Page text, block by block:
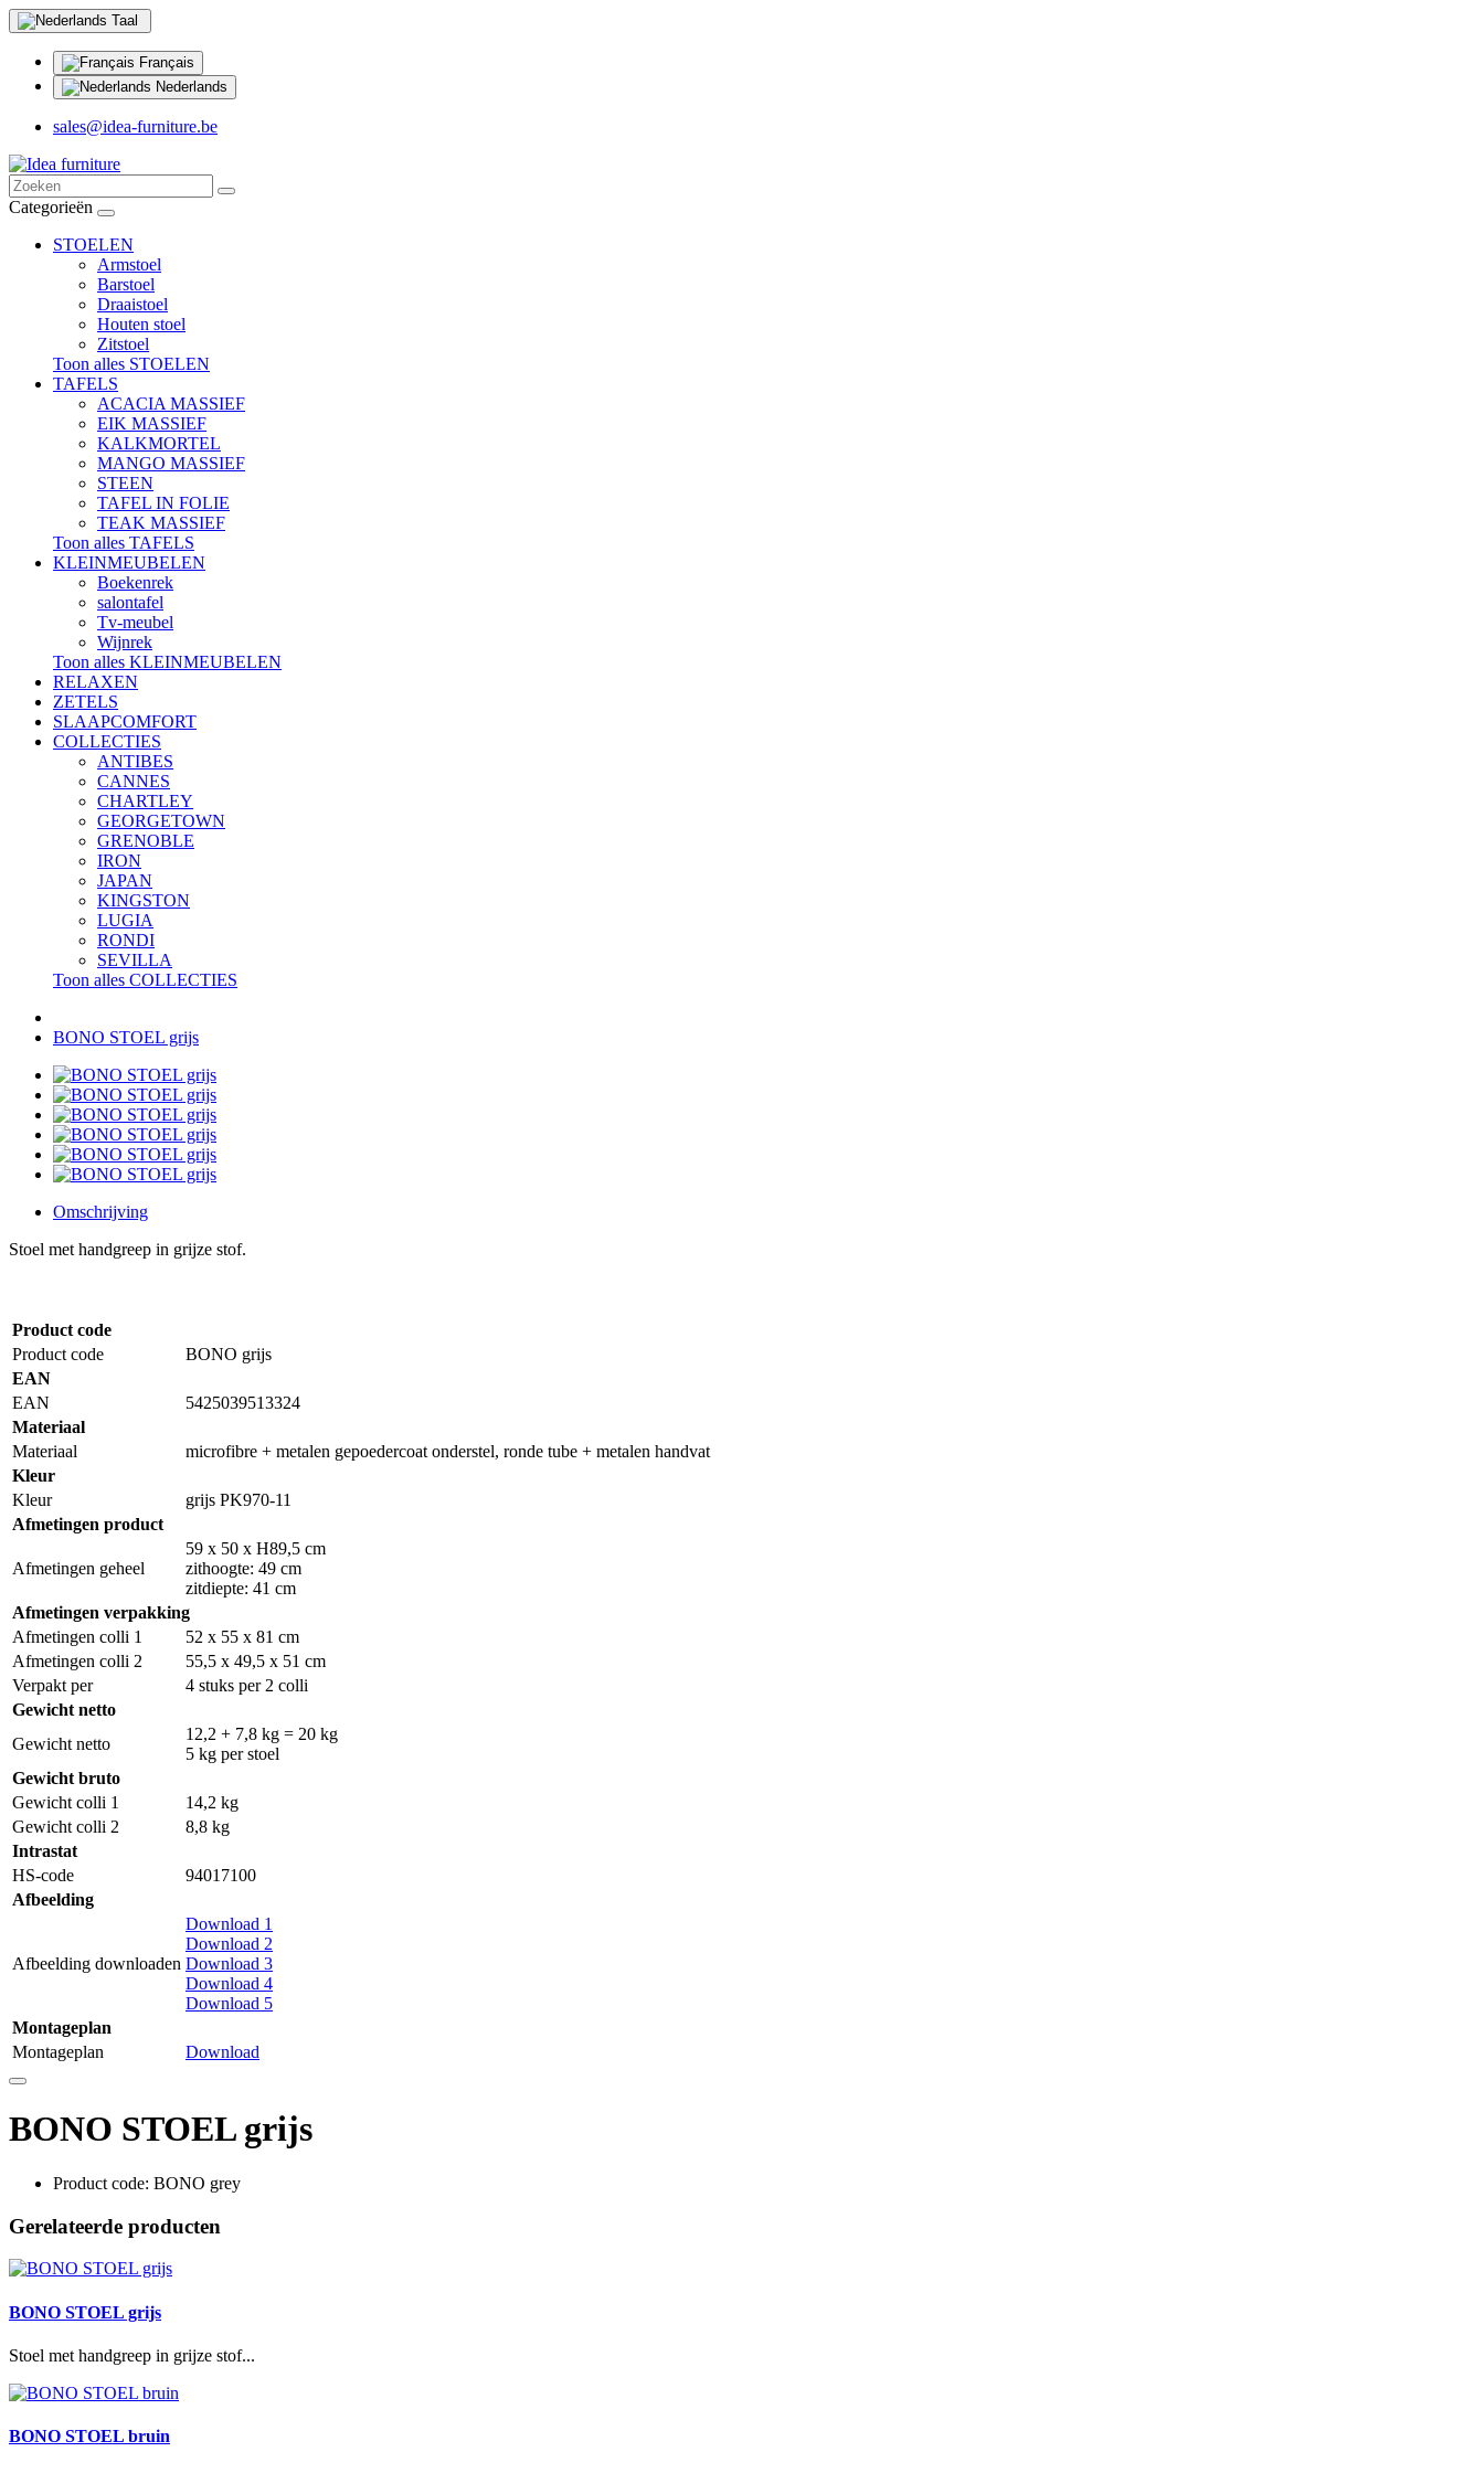
Taal
Français
Nederlands
sales@idea-furniture.be
Categorieën
STOELEN
Armstoel
Barstoel
Draaistoel
Houten stoel
Zitstoel
Toon alles STOELEN
TAFELS
ACACIA MASSIEF
EIK MASSIEF
KALKMORTEL
MANGO MASSIEF
STEEN
TAFEL IN FOLIE
TEAK MASSIEF
Toon alles TAFELS
KLEINMEUBELEN
Boekenrek
salontafel
Tv-meubel
Wijnrek
Toon alles KLEINMEUBELEN
RELAXEN
ZETELS
SLAAPCOMFORT
COLLECTIES
ANTIBES
CANNES
CHARTLEY
GEORGETOWN
GRENOBLE
IRON
JAPAN
KINGSTON
LUGIA
RONDI
SEVILLA
Toon alles COLLECTIES
BONO STOEL grijs
Omschrijving
Stoel met handgreep in grijze stof.
Product code
Product code
BONO grijs
EAN
EAN
5425039513324
Materiaal
Materiaal
microfibre + metalen gepoedercoat onderstel, ronde tube + metalen handvat
Kleur
Kleur
grijs PK970-11
Afmetingen product
Afmetingen geheel
59 x 50 x H89,5 cm
zithoogte: 49 cm
zitdiepte: 41 cm
Afmetingen verpakking
Afmetingen colli 1
52 x 55 x 81 cm
Afmetingen colli 2
55,5 x 49,5 x 51 cm
Verpakt per
4 stuks per 2 colli
Gewicht netto
Gewicht netto
12,2 + 7,8 kg = 20 kg
5 kg per stoel
Gewicht bruto
Gewicht colli 1
14,2 kg
Gewicht colli 2
8,8 kg
Intrastat
HS-code
94017100
Afbeelding
Afbeelding downloaden
Download 1
Download 2
Download 3
Download 4
Download 5
Montageplan
Montageplan
Download
BONO STOEL grijs
Product code: BONO grey
Gerelateerde producten
BONO STOEL grijs
Stoel met handgreep in grijze stof...
BONO STOEL bruin